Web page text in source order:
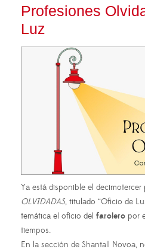
Profesiones
Luz
Ya está disponible el decimotercer
OLVIDADAS, titulado “Oficio de
temática el oficio del farolero por
tiempos.
En la sección de Shantall Novoa,